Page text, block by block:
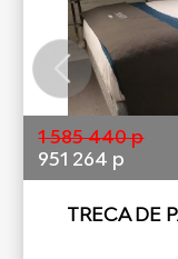
1 585 440 р
951 264 р
TRECA DE